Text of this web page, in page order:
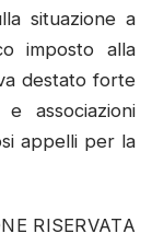
situazione a
imposto alla
destato forte
associazioni
appelli per la
RISERVATA